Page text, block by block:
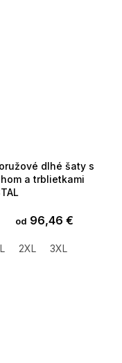
dlhé šaty s
a trblietkami
od 96,46 €
2XL 3XL